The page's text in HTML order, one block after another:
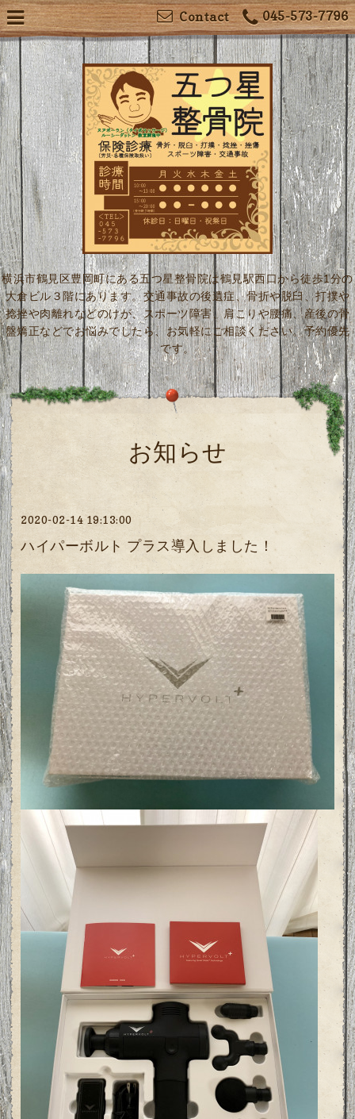
045-573-7796
Contact
横浜市鶴見区豊岡町にある五つ星整骨院は鶴見駅西口から徒歩1分の
大倉ビル３階にあります。交通事故の後遺症、骨折や脱臼、打撲や
捻挫や肉離れなどのけが、スポーツ障害、肩こりや腰痛、産後の骨
盤矯正などでお悩みでしたら、お気軽にご相談ください。予約優先
です。
お知らせ
2020-02-14 19:13:00
ハイパーボルト プラス導入しました！